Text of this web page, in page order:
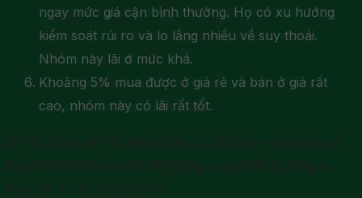
ngay mức giá cận bình thường. Họ có xu hướng
kiểm soát rủi ro và lo lắng nhiều về suy thoái.
Nhóm này lãi ở mức khá.
Khoảng 5% mua được ở giá rẻ và bán ở giá rất
cao, nhóm này có lãi rất tốt.
Đó là thống kê trên nhóm đầu tư, đối với nhóm mua ra
bán vào thường xuyên và không có quy tắc thường lỗ
hoặc lãi ở mức trung bình.